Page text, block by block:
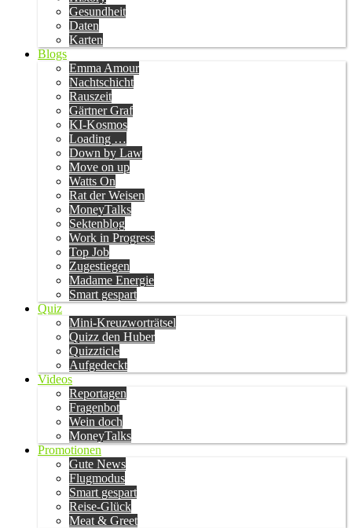
Gesundheit
Daten
Karten
Blogs
Emma Amour
Nachtschicht
Rauszeit
Gärtner Graf
KI-Kosmos
Loading …
Down by Law
Move on up
Watts On
Rat der Weisen
MoneyTalks
Sektenblog
Work in Progress
Top Job
Zugestiegen
Madame Energie
Smart gespart
Quiz
Mini-Kreuzworträtsel
Quizz den Huber
Quizzticle
Aufgedeckt
Videos
Reportagen
Fragenbot
Wein doch
MoneyTalks
Promotionen
Gute News
Flugmodus
Smart gespart
Reise-Glück
Meat & Greet